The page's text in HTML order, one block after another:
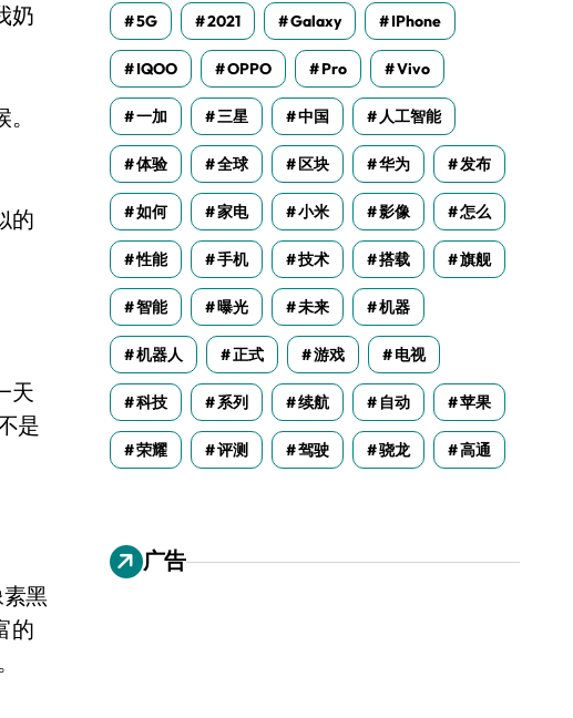
奶
的
天
是
黑
的
5G 2021 Galaxy IPhone
IQOO OPPO Pro Vivo
一加 三星 中国 人工智能
体验 全球 区块 华为 发布
如何 家电 小米 影像 怎么
性能 手机 技术 搭载 旗舰
智能 曝光 未来 机器
机器人 正式 游戏 电视
科技 系列 续航 自动 苹果
荣耀 评测 驾驶 骁龙 高通
广告